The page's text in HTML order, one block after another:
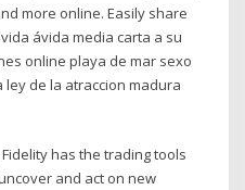
more online. Easily share
ávida media carta a su
online playa de mar sexo
de la atraccion madura
has the trading tools
and act on new